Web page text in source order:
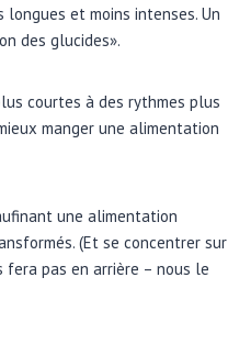
et moins intenses. Un
des glucides».
courtes à des rythmes plus
manger une alimentation
une alimentation
(Et se concentrer sur
fera pas en arrière – nous le